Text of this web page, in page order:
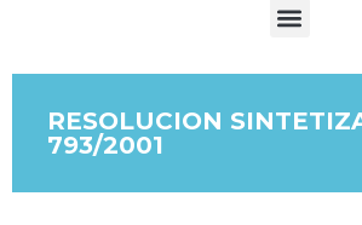
RESOLUCION
793/2001